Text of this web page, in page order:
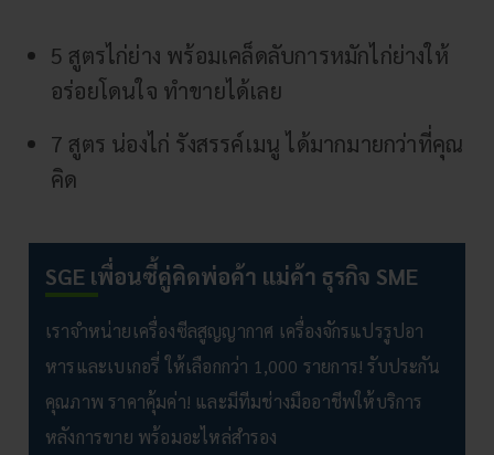
5 สูตรไก่ย่าง พร้อมเคล็ดลับการหมักไก่ย่างให้
อร่อยโดนใจ ทำขายได้เลย
7 สูตร น่องไก่ รังสรรค์เมนู ได้มากมายกว่าที่คุณ
คิด
SGE เพื่อนซี้คู่คิดพ่อค้า แม่ค้า ธุรกิจ SME
เราจำหน่ายเครื่องซีลสูญญากาศ เครื่องจักรแปรรูปอา
หารและเบเกอรี่ ให้เลือกกว่า 1,000 รายการ! รับประกัน
คุณภาพ ราคาคุ้มค่า! และมีทีมช่างมืออาชีพให้บริการ
หลังการขาย พร้อมอะไหล่สำรอง